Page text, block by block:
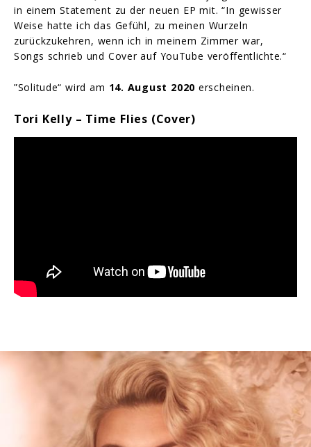
in einem Statement zu der neuen EP mit. “In gewisser
Weise hatte ich das Gefühl, zu meinen Wurzeln
zurückzukehren, wenn ich in meinem Zimmer war,
Songs schrieb und Cover auf YouTube veröffentlichte.“
”Solitude“ wird am 14. August 2020 erscheinen.
Tori Kelly – Time Flies (Cover)